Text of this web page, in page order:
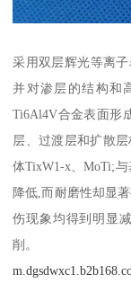
采用双层辉光等离
并对渗层的结构和
Ti6Al4V合金表面形
层、过渡层和扩散
体TixW1-x、MoTi;
降低,而耐磨性却显
伤现象均得到明显
削。